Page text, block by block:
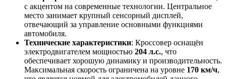
с акцентом на современные технологии. Центральное
место занимает крупный сенсорный дисплей,
отвечающий за управление основными функциями
автомобиля.
Технические характеристики: Кроссовер оснащён
электродвигателем мощностью 204 л.с., что
обеспечивает хорошую динамику и производительность.
Максимальная скорость ограничена на уровне 170 км/ч,